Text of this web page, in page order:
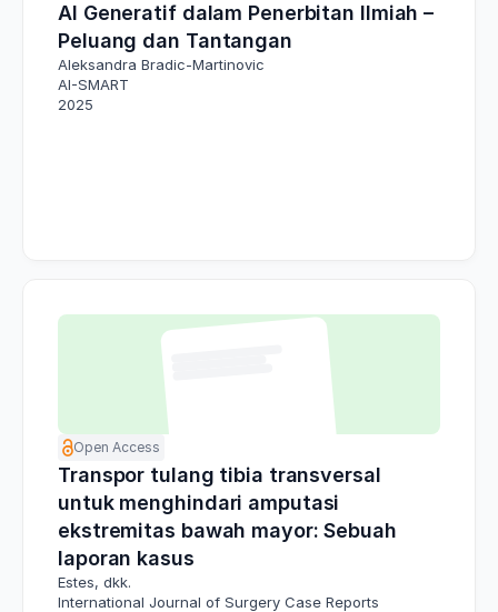
AI Generatif dalam Penerbitan Ilmiah –
Peluang dan Tantangan
Aleksandra Bradic-Martinovic
AI-SMART
2025
Open Access
Transpor tulang tibia transversal
untuk menghindari amputasi
ekstremitas bawah mayor: Sebuah
laporan kasus
Estes, dkk.
International Journal of Surgery Case Reports